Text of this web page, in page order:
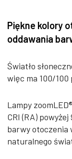
Piękne kolory
oddawania
Światło
więc ma 100/100
Lampy
CRI (RA)
barwy otoczenia
naturalnego